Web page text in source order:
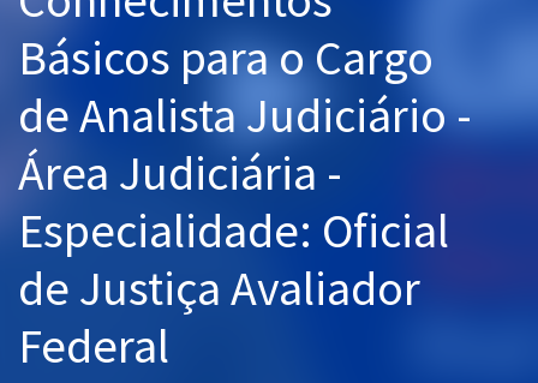
Questões grátis
Conteúdo gratuito
Blog
Aprovados
Atendimento
Básicos para o Cargo
de Analista Judiciário -
Área Judiciária -
Especialidade: Oficial
de Justiça Avaliador
Federal